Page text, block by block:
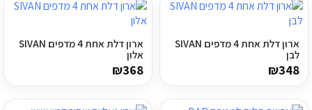
קטלוג צבעים
אודות
טיפים והמלצות
ארון דלת אחת 4 מדפים SIVAN
לבן
₪348
ארון דלת אחת 4 מדפים SIVAN
אלון
₪368